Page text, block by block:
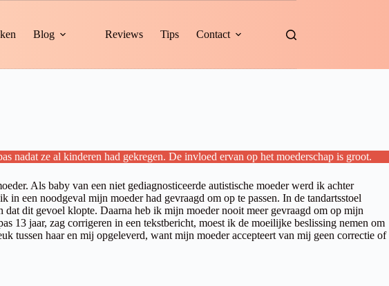
Blog Reviews Tips Contact
nadat ze al kinderen had gekregen. De invloed ervan op het moederschap is groot.
Als baby van een niet gediagnosticeerde autistische moeder werd ik achter
een noodgeval mijn moeder had gevraagd om op te passen. In de tandartsstoel
dit gevoel klopte. Daarna heb ik mijn moeder nooit meer gevraagd om op mijn
13 jaar, zag corrigeren in een tekstbericht, moest ik de moeilijke beslissing nemen om
tussen haar en mij opgeleverd, want mijn moeder accepteert van mij geen correctie of